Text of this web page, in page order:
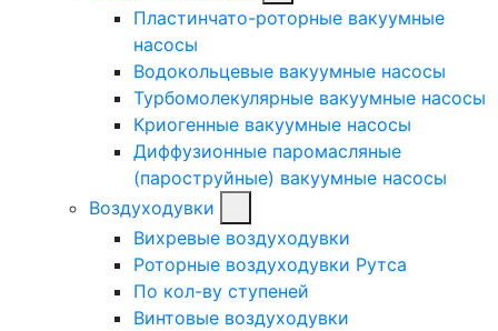
Пластинчато-роторные вакуумные
насосы
Водокольцевые вакуумные насосы
Турбомолекулярные вакуумные насосы
Криогенные вакуумные насосы
Диффузионные паромасляные
(пароструйные) вакуумные насосы
Воздуходувки
Вихревые воздуходувки
Роторные воздуходувки Рутса
По кол-ву ступеней
Винтовые воздуходувки